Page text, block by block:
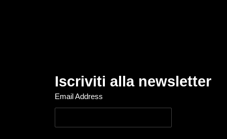
Iscriviti alla newsletter
Email Address